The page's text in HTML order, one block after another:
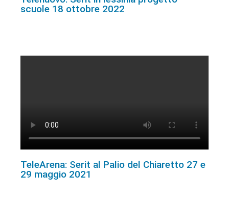
scuole 18 ottobre 2022
TeleArena: Serit al Palio del Chiaretto 27 e
29 maggio 2021